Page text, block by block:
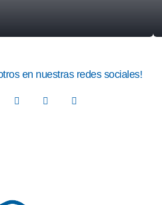
en nuestras redes sociales!